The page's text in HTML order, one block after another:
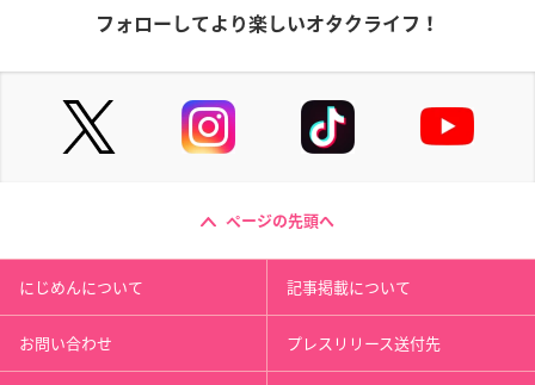
フォローしてより楽しいオタクライフ！
ページの先頭へ
にじめんについて 記事掲載について
お問い合わせ プレスリリース送付先